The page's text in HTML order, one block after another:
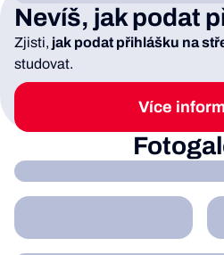
Nevíš, jak podat
Zjisti, jak podat přihlášku na
studovat.
Více